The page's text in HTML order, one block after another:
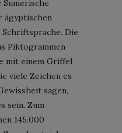
Sumerische
ägyptischen
Die
Piktogrammen
mit einem Griffel
viele Zeichen es
sagen,
sein. Zum
145.000